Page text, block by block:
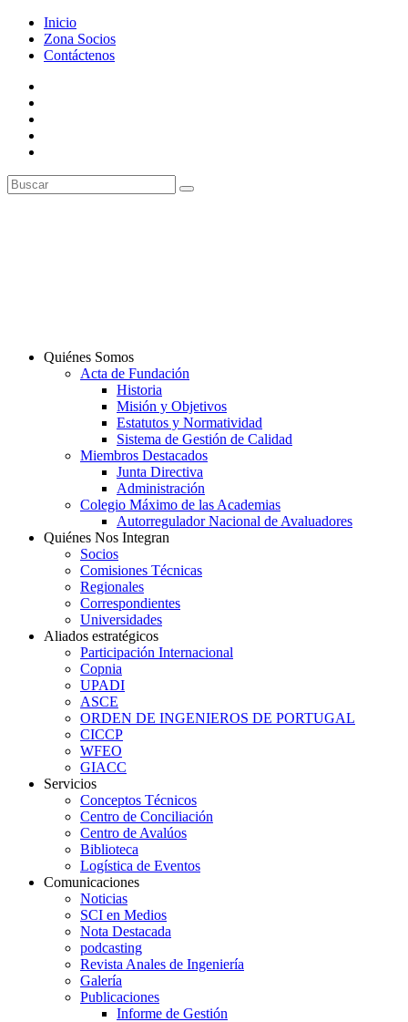
Inicio
Zona Socios
Contáctenos
Quiénes Somos
Acta de Fundación
Historia
Misión y Objetivos
Estatutos y Normatividad
Sistema de Gestión de Calidad
Miembros Destacados
Junta Directiva
Administración
Colegio Máximo de las Academias
Autorregulador Nacional de Avaluadores
Quiénes Nos Integran
Socios
Comisiones Técnicas
Regionales
Correspondientes
Universidades
Aliados estratégicos
Participación Internacional
Copnia
UPADI
ASCE
ORDEN DE INGENIEROS DE PORTUGAL
CICCP
WFEO
GIACC
Servicios
Conceptos Técnicos
Centro de Conciliación
Centro de Avalúos
Biblioteca
Logística de Eventos
Comunicaciones
Noticias
SCI en Medios
Nota Destacada
podcasting
Revista Anales de Ingeniería
Galería
Publicaciones
Informe de Gestión